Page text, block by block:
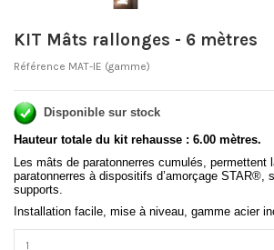
KIT Mâts rallonges - 6 mètres
Référence MAT-IE (gamme)
Disponible sur stock
Hauteur totale du kit rehausse : 6.00 mètres.
Les mâts de paratonnerres cumulés, permettent
paratonnerres à dispositifs d’amorçage STAR®,
supports.
Installation facile, mise à niveau, gamme acier